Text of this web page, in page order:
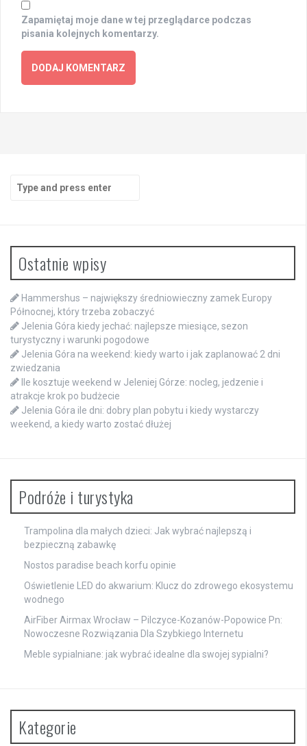
Zapamiętaj moje dane w tej przeglądarce podczas
pisania kolejnych komentarzy.
for:
Ostatnie wpisy
Hammershus – największy średniowieczny zamek Europy
Północnej, który trzeba zobaczyć
Jelenia Góra kiedy jechać: najlepsze miesiące, sezon
turystyczny i warunki pogodowe
Jelenia Góra na weekend: kiedy warto i jak zaplanować 2 dni
zwiedzania
Ile kosztuje weekend w Jeleniej Górze: nocleg, jedzenie i
atrakcje krok po budżecie
Jelenia Góra ile dni: dobry plan pobytu i kiedy wystarczy
weekend, a kiedy warto zostać dłużej
Podróże i turystyka
Trampolina dla małych dzieci: Jak wybrać najlepszą i
bezpieczną zabawkę
Nostos paradise beach korfu opinie
Oświetlenie LED do akwarium: Klucz do zdrowego ekosystemu
wodnego
AirFiber Airmax Wrocław – Pilczyce-Kozanów-Popowice Pn:
Nowoczesne Rozwiązania Dla Szybkiego Internetu
Meble sypialniane: jak wybrać idealne dla swojej sypialni?
Kategorie